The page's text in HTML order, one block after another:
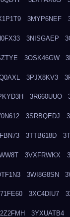
3MYP6NEF
3NISGAEP
3OSK46GW
3PJX8KV3
3R660UUO
3SRBQEDJ
3TTB618D
3VXFRWKX
3WI8G8SN
3XC4DIU7
3YXUATB4